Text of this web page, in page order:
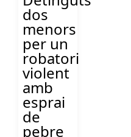
dos
menors
per un
robatori
violent
amb
esprai
de
pebre